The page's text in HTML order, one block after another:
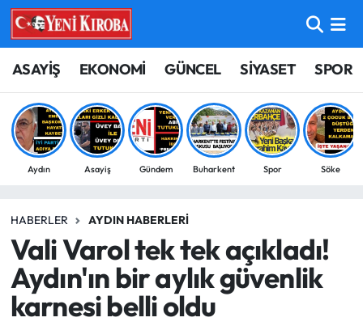
ASAYİŞ EKONOMİ GÜNCEL SİYASET SPOR
Aydın Asayiş Gündem Buharkent Spor Söke
HABERLER AYDIN HABERLERI
Vali Varol tek tek açıkladı!
Aydın'ın bir aylık güvenlik
karnesi belli oldu
ASAYİŞ
BİLİM-TEKNOLOJİ
ÇEVRE
EĞİTİM
EKONOMİ
GÜNCEL
Aydın Nöbetçi Eczaneler
Aydın Hava Durumu
Aydin Namaz Vakitleri
Süper Lig Puan Durumu ve Fikstür
Tüm Manşetler
Son Dakika Haberleri